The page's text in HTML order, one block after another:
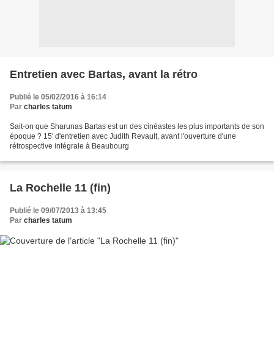
Entretien avec Bartas, avant la rétro
Publié le 05/02/2016 à 16:14
Par charles tatum
Sait-on que Sharunas Bartas est un des cinéastes les plus importants de son
époque ? 15' d'entretien avec Judith Revault, avant l'ouverture d'une
rétrospective intégrale à Beaubourg
La Rochelle 11 (fin)
Publié le 09/07/2013 à 13:45
Par charles tatum